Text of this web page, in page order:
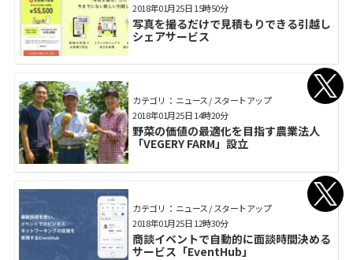
写真を撮るだけで見積もりできる引越し
シェアサービス
2018年01月25日 15時50分
カテゴリ： ニュース / スタートアップ
野菜の価値の最適化を目指す農業法人
「VEGERY FARM」設立
2018年01月25日 14時20分
カテゴリ： ニュース / スタートアップ
商談イベントで自動的に面談時間決める
サービス「EventHub」
2018年01月25日 12時30分